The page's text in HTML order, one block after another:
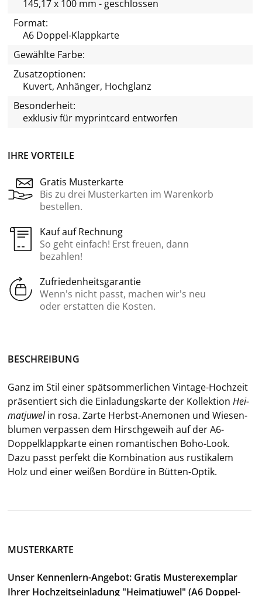
IHRE VORTEILE
Gratis Musterkarte
Bis zu drei Musterkarten im Warenkorb
bestellen.
Kauf auf Rechnung
So geht einfach! Erst freuen, dann
bezahlen!
Zufriedenheitsgarantie
Wenn’s nicht passt, machen wir’s neu
oder erstatten die Kosten.
145,17 x 100 mm - geschlossen
Format:
A6 Doppel-Klappkarte
Gewählte Farbe:
Zusatzoptionen:
Kuvert, Anhänger, Hochglanz
Besonderheit:
exklusiv für myprintcard entworfen
BE­SCHREI­BUNG
Ganz im Stil einer spät­som­mer­li­chen Vintage-​Hochzeit
prä­sen­tiert sich die Ein­la­dungs­kar­te der Kol­lek­ti­on Hei­
mat­ju­welin rosa. Zarte Herbst-​Anemonen und Wie­sen­
blu­men ver­pas­sen dem Hirsch­ge­weih auf der A6-​
Doppelklappkarte einen ro­man­ti­schen Boho-​Look.
Dazu passt per­fekt die Kom­bi­na­ti­on aus rus­ti­ka­lem
Holz und einer wei­ßen Bor­dü­re in Bütten-​Optik.
MUSTERKARTE
Unser Kennenlern-Angebot: Gratis Musterexemplar
Ihrer Hochzeitseinladung "Heimatjuwel" (A6 Doppel-